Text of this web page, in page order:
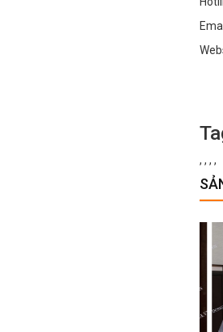
, , , ,